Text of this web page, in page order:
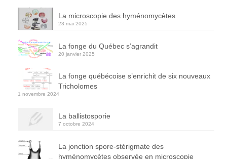
La microscopie des hyménomycètes
23 mai 2025
La fonge du Québec s’agrandit
20 janvier 2025
La fonge québécoise s’enrichit de six nouveaux
Tricholomes
1 novembre 2024
La ballistosporie
7 octobre 2024
La jonction spore-stérigmate des
hyménomycètes observée en microscopie